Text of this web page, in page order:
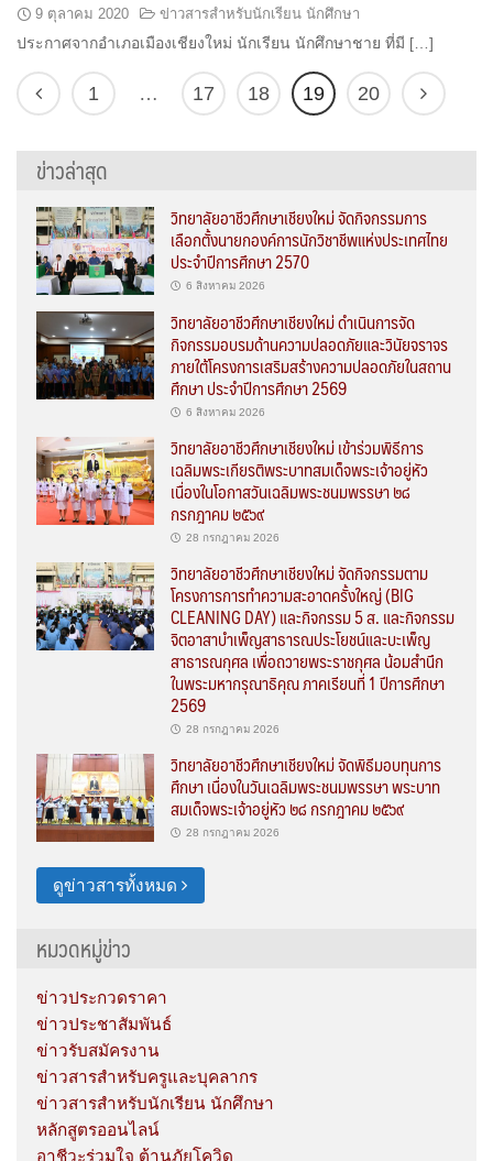
9 ตุลาคม 2020 ข่าวสารสำหรับนักเรียน นักศึกษา
ประกาศจากอำเภอเมืองเชียงใหม่ นักเรียน นักศึกษาชาย ที่มี […]
1 … 17 18 19 20
ข่าวล่าสุด
วิทยาลัยอาชีวศึกษาเชียงใหม่ จัดกิจกรรมการ
เลือกตั้งนายกองค์การนักวิชาชีพแห่งประเทศไทย
ประจำปีการศึกษา 2570
6 สิงหาคม 2026
วิทยาลัยอาชีวศึกษาเชียงใหม่ ดำเนินการจัด
กิจกรรมอบรมด้านความปลอดภัยและวินัยจราจร
ภายใต้โครงการเสริมสร้างความปลอดภัยในสถาน
ศึกษา ประจำปีการศึกษา 2569
6 สิงหาคม 2026
วิทยาลัยอาชีวศึกษาเชียงใหม่ เข้าร่วมพิธีการ
เฉลิมพระเกียรติพระบาทสมเด็จพระเจ้าอยู่หัว
เนื่องในโอกาสวันเฉลิมพระชนมพรรษา ๒๘
กรกฎาคม ๒๕๖๙
28 กรกฎาคม 2026
วิทยาลัยอาชีวศึกษาเชียงใหม่ จัดกิจกรรมตาม
โครงการการทำความสะอาดครั้งใหญ่ (BIG
CLEANING DAY) และกิจกรรม 5 ส. และกิจกรรม
จิตอาสาบำเพ็ญสาธารณประโยชน์และบะเพ็ญ
สาธารณกุศล เพื่อถวายพระราชกุศล น้อมสำนึก
ในพระมหากรุณาธิคุณ ภาคเรียนที่ 1 ปีการศึกษา
2569
28 กรกฎาคม 2026
วิทยาลัยอาชีวศึกษาเชียงใหม่ จัดพิธีมอบทุนการ
ศึกษา เนื่องในวันเฉลิมพระชนมพรรษา พระบาท
สมเด็จพระเจ้าอยู่หัว ๒๘ กรกฎาคม ๒๕๖๙
28 กรกฎาคม 2026
ดูข่าวสารทั้งหมด
หมวดหมู่ข่าว
ข่าวประกวดราคา
ข่าวประชาสัมพันธ์
ข่าวรับสมัครงาน
ข่าวสารสำหรับครูและบุคลากร
ข่าวสารสำหรับนักเรียน นักศึกษา
หลักสูตรออนไลน์
อาชีวะร่วมใจ ต้านภัยโควิด